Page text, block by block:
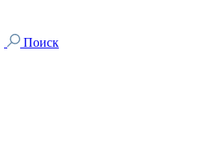
Поиск